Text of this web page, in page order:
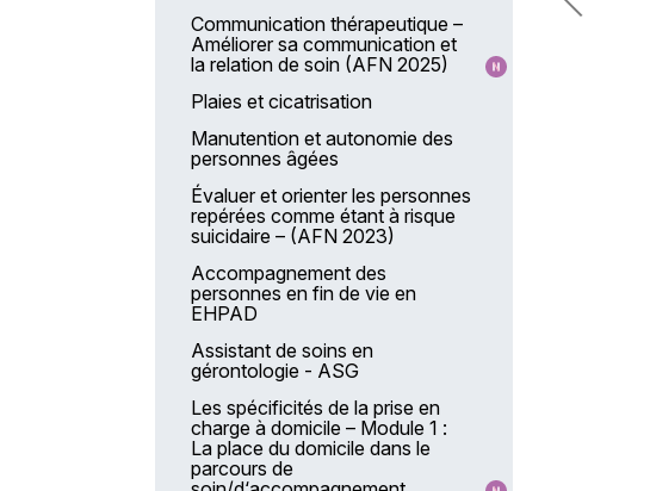
Communication thérapeutique –
Améliorer sa communication et
la relation de soin (AFN 2025)
Plaies et cicatrisation
Manutention et autonomie des
personnes âgées
Évaluer et orienter les personnes
repérées comme étant à risque
suicidaire – (AFN 2023)
Accompagnement des
personnes en fin de vie en
EHPAD
Assistant de soins en
gérontologie - ASG
Les spécificités de la prise en
charge à domicile – Module 1 :
La place du domicile dans le
parcours de